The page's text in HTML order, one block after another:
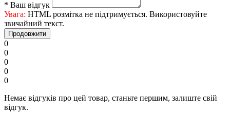
* Ваш відгук
Увага: HTML розмітка не підтримується. Використовуйте
звичайний текст.
Продовжити
0
0
0
0
0
Немає відгуків про цей товар, станьте першим, залиште свій
відгук.